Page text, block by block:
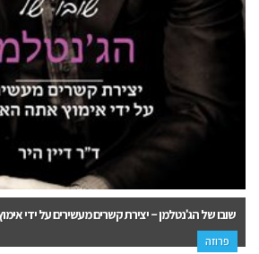
תשע נגיעות בטלוויזיה – סתיו ברכה
פנאי, פרוזה